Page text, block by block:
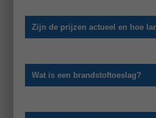
Zijn de prijzen actueel en hoe
Wat is een brandstoftoeslag?